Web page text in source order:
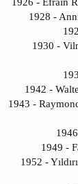
1928 -
1930 -
1942 -
1943 -
1949 -
1952 -